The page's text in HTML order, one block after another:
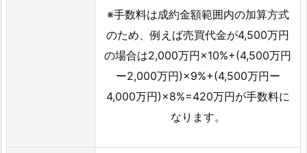
※手数料は成約金額範囲内の加算方式
のため、例えば売買代金が4,500万円
の場合は2,000万円×10%+(4,500万円
ー2,000万円)×9%+(4,500万円ー
4,000万円)×8%=420万円が手数料に
なります。